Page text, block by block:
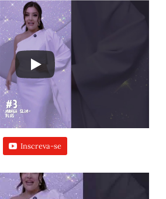
Inscreva-se